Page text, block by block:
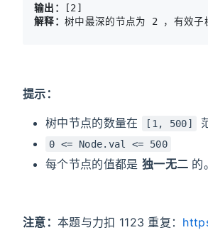
输出：
解释： 树中最深的节点为 2 ，有效
提示：
树中节点的数量在 [1, 500]
0 <= Node.val <= 500
每个节点的值都是 独一无二 的。
注意： 本题与力扣 1123 重复：